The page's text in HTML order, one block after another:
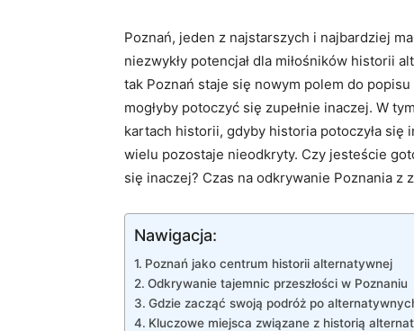
Poznań, jeden z najstarszych i najbardziej
niezwykły potencjał dla miłośników historii
tak Poznań staje się nowym polem do
mogłyby potoczyć się zupełnie inaczej. W
kartach historii, gdyby historia potoczyła
wielu pozostaje nieodkryty. Czy jesteście
się inaczej? Czas na odkrywanie Poznania z
Nawigacja:
Poznań jako centrum historii alternatywnej
Odkrywanie tajemnic przeszłości w Poznaniu
Gdzie zacząć swoją podróż po
Kluczowe miejsca związane z historią